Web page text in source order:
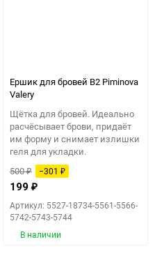
Ершик для бровей B2 Piminova
Valery
Щётка для бровей. Идеально
расчёсывает брови, придаёт
им форму и снимает излишки
геля для укладки.
500₽ −301 ₽
199 ₽
Артикул: 5527-18734-5561-5566-
5742-5743-5744
В наличии